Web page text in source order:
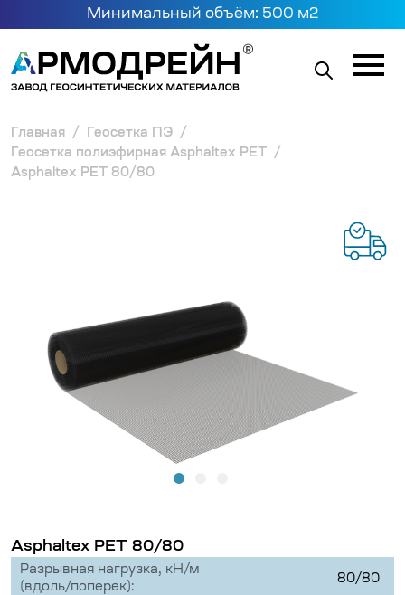
Главная
Геосетка ПЭ
Геосетка полиэфирная Asphaltex PET
Asphaltex PET 80/80
Asphaltex PET 80/80
Разрывная нагрузка, кН/м
(вдоль/поперек):
80/80
Минимальный объём: 500 м2